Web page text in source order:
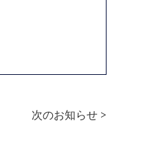
次のお知らせ >